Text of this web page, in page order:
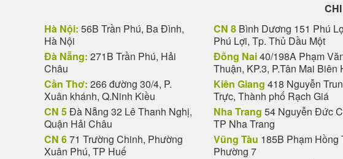
Hà Nội: 56B Trần Phú, Ba Đình,
Hà Nội
Đà Nẵng: 271B Trần Phú, Hải
Châu
Cần Thơ: 266 đường 30/4, P.
Xuân khánh, Q.Ninh Kiều
CN 5Đà Nẵng 32 Lê Thanh Nghị,
Quận Hải Châu
CN 671 Trường Chinh, Phường
Xuân Phú, TP Huế
CN 8 Bình Dương 151 Phú
Phú Lợi, Tp. Thủ Dầu Một
Đồng Nai40/198A Phạm
Thuận, KP.3, P.Tân Mai Biên
Kiên Giang 418 Nguyễn
Trực, Thành phố Rạch Giá
Nha Trang 54 Nguyễn Đức
TP Nha Trang
Vũng Tàu 185B Phạm Hồng
Phường 7